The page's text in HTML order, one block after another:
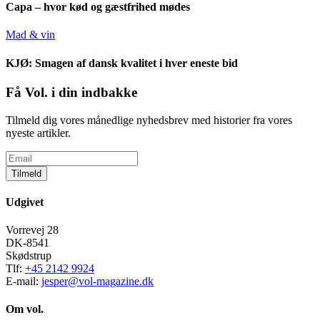
Capa – hvor kød og gæstfrihed mødes
Mad & vin
KJØ: Smagen af dansk kvalitet i hver eneste bid
Få Vol. i din indbakke
Tilmeld dig vores månedlige nyhedsbrev med historier fra vores
nyeste artikler.
Tilmeld
Udgivet
Vorrevej 28
DK-8541
Skødstrup
Tlf: +45 2142 9924
E-mail: jesper@vol-magazine.dk
Om vol.